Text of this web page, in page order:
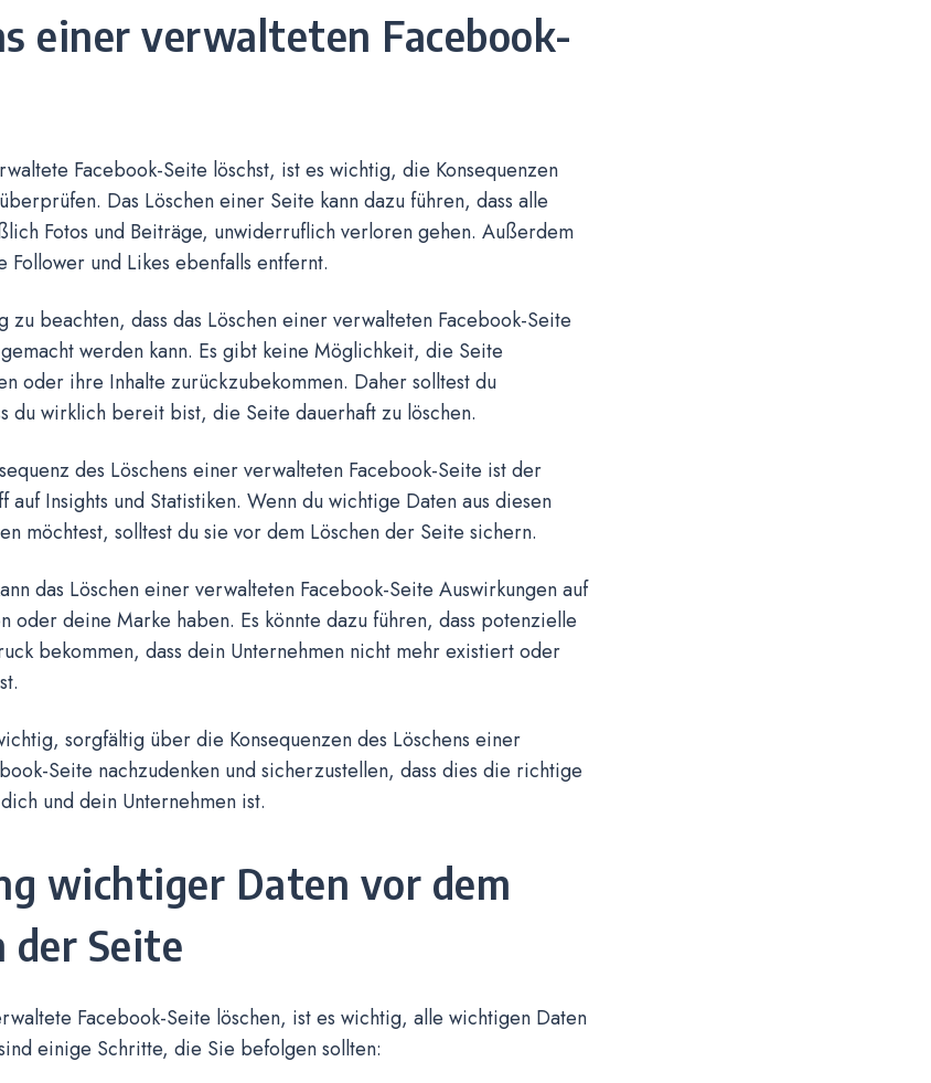
einer verwalteten Facebook-
Facebook-Seite löschst, ist es wichtig, die Konsequenzen
Das Löschen einer Seite kann dazu führen, dass alle
Fotos und Beiträge, unwiderruflich verloren gehen. Außerdem
Follower und Likes ebenfalls entfernt.
zu beachten, dass das Löschen einer verwalteten Facebook-Seite
werden kann. Es gibt keine Möglichkeit, die Seite
oder ihre Inhalte zurückzubekommen. Daher solltest du
du wirklich bereit bist, die Seite dauerhaft zu löschen.
des Löschens einer verwalteten Facebook-Seite ist der
auf Insights und Statistiken. Wenn du wichtige Daten aus diesen
möchtest, solltest du sie vor dem Löschen der Seite sichern.
das Löschen einer verwalteten Facebook-Seite Auswirkungen auf
oder deine Marke haben. Es könnte dazu führen, dass potenzielle
bekommen, dass dein Unternehmen nicht mehr existiert oder
sorgfältig über die Konsequenzen des Löschens einer
Seite nachzudenken und sicherzustellen, dass dies die richtige
und dein Unternehmen ist.
wichtiger Daten vor dem
der Seite
Facebook-Seite löschen, ist es wichtig, alle wichtigen Daten
einige Schritte, die Sie befolgen sollten: